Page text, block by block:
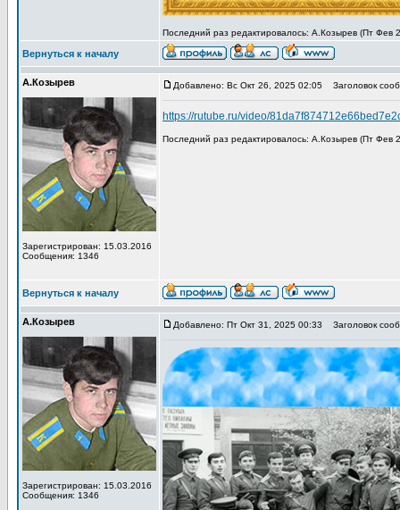
Последний раз редактировалось: А.Козырев (Пт Фев
Вернуться к началу
А.Козырев
Зарегистрирован: 15.03.2016
Сообщения: 1346
Добавлено: Вс Окт 26, 2025 02:05 Заголовок
https://rutube.ru/video/
Последний раз редактировалось: А.Козырев (Пт Фев
Вернуться к началу
А.Козырев
Зарегистрирован: 15.03.2016
Сообщения: 1346
Добавлено: Пт Окт 31, 2025 00:33 Заголовок